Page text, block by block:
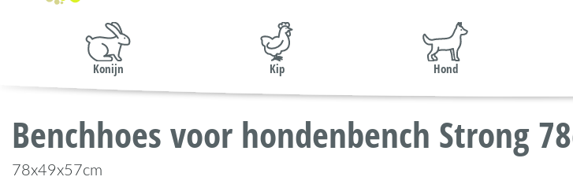
Konijn Kip Hond
Benchhoes voor hondenbench Strong
78x49x57cm